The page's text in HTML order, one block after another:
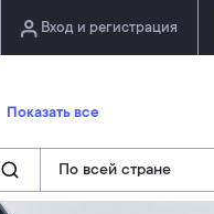
Вход и регистрация
Показать все